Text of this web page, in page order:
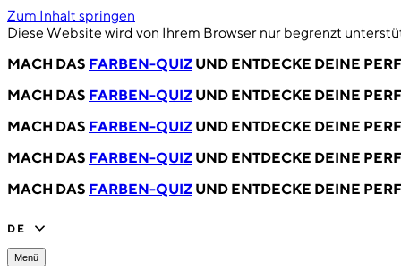
Zum Inhalt springen
Diese Website wird von Ihrem Browser nur begrenzt
MACH DAS FARBEN-QUIZ UND ENTDECKE DEINE
MACH DAS FARBEN-QUIZ UND ENTDECKE DEINE
MACH DAS FARBEN-QUIZ UND ENTDECKE DEINE
MACH DAS FARBEN-QUIZ UND ENTDECKE DEINE
MACH DAS FARBEN-QUIZ UND ENTDECKE DEINE
DE
Menü